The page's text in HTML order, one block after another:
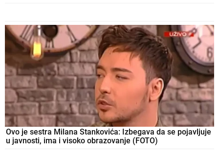
Ovo je sestra Milana Stankovića: Izbegava da se pojavljuje
u javnosti, ima i visoko obrazovanje (FOTO)